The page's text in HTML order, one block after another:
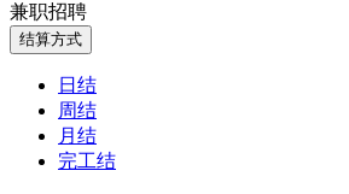
兼职招聘
日结
周结
月结
完工结